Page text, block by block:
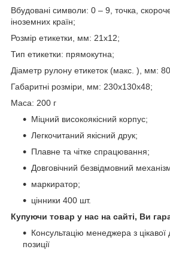
Вбудовані символи: 0 – 9, точка,
іноземних країн;
Розмір етикетки, мм: 21х12;
Тип етикетки: прямокутна;
Діаметр рулону етикеток (макс. ), мм:
Габаритні розміри, мм: 230х130х48;
Маса: 200 г
Міцний високоякісний корпус;
Легкочитаний якісний друк;
Плавне та чітке спрацювання;
Довговічний безвідмовний
маркиратор;
цінники 400 шт.
Купуючи товар у нас на сайті, Ви
Консультацію менеджера з
позиції